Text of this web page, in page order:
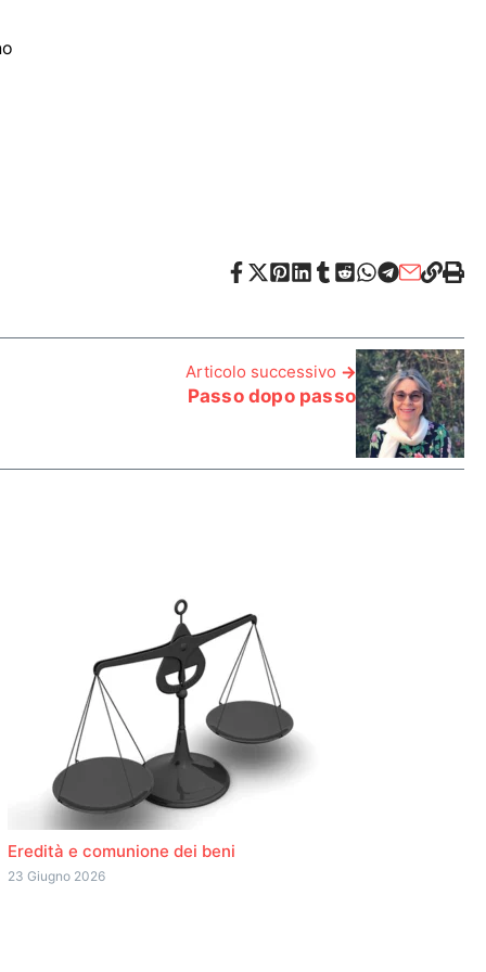
Articolo successivo
Passo dopo passo
Eredità e comunione dei beni
23 Giugno 2026